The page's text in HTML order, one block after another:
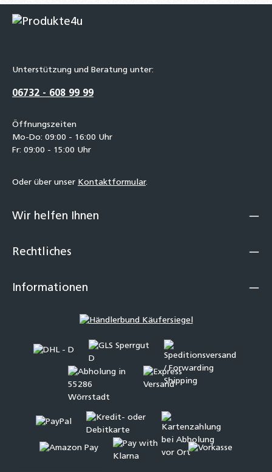
Unterstützung und Beratung unter:
06732 - 608 99 99
Öffnungszeiten
Mo-Do: 09:00 - 16:00 Uhr
Fr: 09:00 - 15:00 Uhr
Oder über unser Kontaktformular.
Wir helfen Ihnen
Rechtliches
Informationen